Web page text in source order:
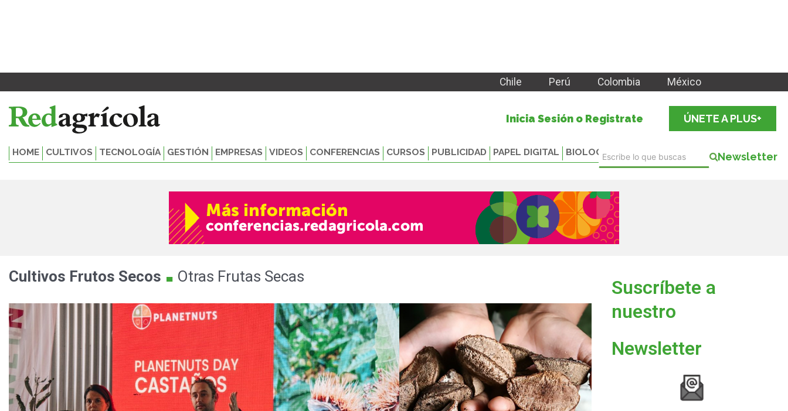
Chile Perú Colombia México
Inicia Sesión o Registrate ÚNETE A PLUS+
HOME CULTIVOS TECNOLOGÍA GESTIÓN EMPRESAS VIDEOS CONFERENCIAS CURSOS PUBLICIDAD PAPEL DIGITAL BIOLOGICALS Newsletter
Cultivos Frutos Secos . Otras Frutas Secas
Suscríbete a
nuestro
Newsletter